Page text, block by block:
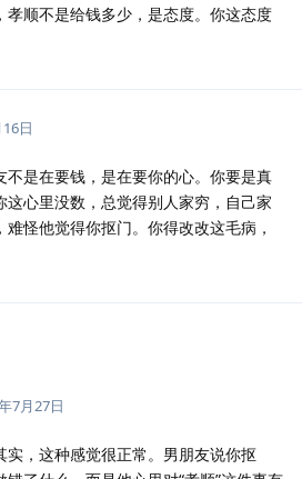
孝顺不是给钱多少，是态度。你这态度
日
不是在要钱，是在要你的心。你要是真
心里没数，总觉得别人家穷，自己家
怪他觉得你抠门。你得改改这毛病，
7月27日
实，这种感觉很正常。男朋友说你抠